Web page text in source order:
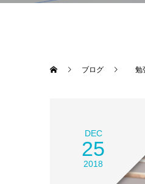
ブログ 勉
DEC
25
2018